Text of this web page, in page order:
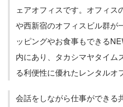
ェアオフィスです。オフィス
や西新宿のオフィスビル群が
ッピングやお食事もできる
内にあり、タカシマヤタイム
る利便性に優れたレンタルオ
会話をしながら仕事ができる